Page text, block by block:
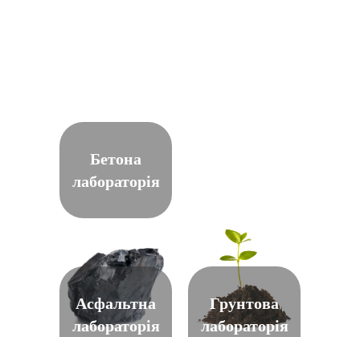
Бетона
лабораторія
Асфальтна
лабораторія
Грунтова
лабораторія